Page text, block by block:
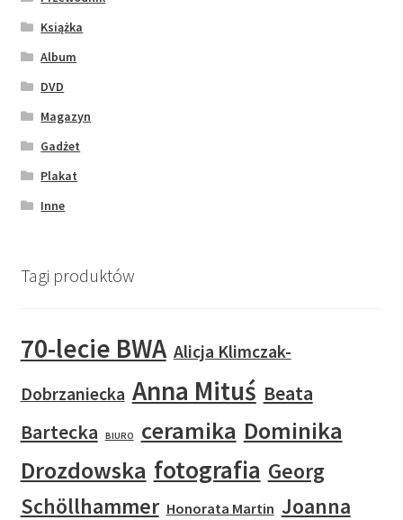
Książka
Album
DVD
Magazyn
Gadżet
Plakat
Inne
Tagi produktów
70-lecie BWA Alicja Klimczak-
Dobrzaniecka Anna Mituś Beata
Bartecka
BIURO ceramika Dominika
Drozdowska fotografia Georg
Schöllhammer Honorata Martin Joanna